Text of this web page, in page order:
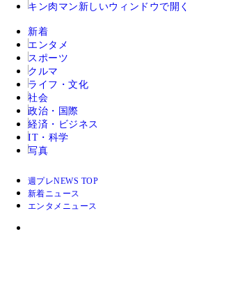
キン肉マン 新しいウィンドウで開く
新着
エンタメ
スポーツ
クルマ
ライフ・文化
社会
政治・国際
経済・ビジネス
IT・科学
写真
週プレNEWS TOP
新着ニュース
エンタメニュース